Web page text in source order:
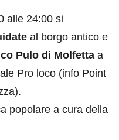
alle 24:00 si
al borgo antico e
Pulo di Molfetta a
Pro loco (info Point
popolare a cura della